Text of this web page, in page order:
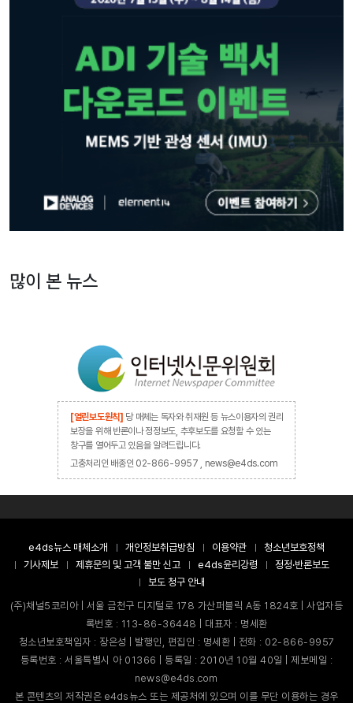
많이 본 뉴스
[열린보도원칙] 당 매체는 독자와 취재원 등 뉴스이용자의 권리
보장을 위해 반론이나 정정보도, 추후보도를 요청할 수 있는
창구를 열어두고 있음을 알려드립니다.
고충처리인 배종인 02-866-9957 , news@e4ds.com
e4ds뉴스 매체소개 개인정보취급방침 이용약관
청소년보호정책
기사제보
제휴문의 및 고객 불만 신고 e4ds윤리강령
정정·반론보도
보도 청구 안내
(주)채널5코리아 | 서울 금천구 디지털로 178 가산퍼블릭 A동 1824호 | 사업자등
록번호 : 113-86-36448 | 대표자 : 명세환
청소년보호책임자 : 장은성 | 발행인, 편집인 : 명세환 | 전화 : 02-866-9957
등록번호 : 서울특별시 아 01366 | 등록일 : 2010년 10월 40일 | 제보메일 :
news@e4ds.com
본 콘텐츠의 저작권은 e4ds뉴스 또는 제공처에 있으며 이를 무단 이용하는 경우